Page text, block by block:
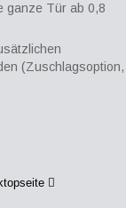
ganze Tür ab 0,8